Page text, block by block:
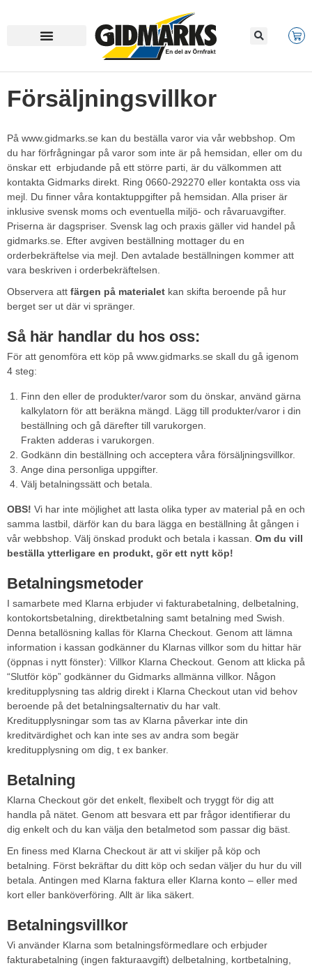
Försäljningsvillkor
På www.gidmarks.se kan du beställa varor via vår webbshop. Om
du har förfrågningar på varor som inte är på hemsidan, eller om du
önskar ett erbjudande på ett större parti, är du välkommen att
kontakta Gidmarks direkt. Ring 0660-292270 eller kontakta oss via
mejl. Du finner våra kontaktuppgifter på hemsidan. Alla priser är
inklusive svensk moms och eventuella miljö- och råvaruavgifter.
Priserna är dagspriser. Svensk lag och praxis gäller vid handel på
gidmarks.se. Efter avgiven beställning mottager du en
orderbekräftelse via mejl. Den avtalade beställningen kommer att
vara beskriven i orderbekräftelsen.
Observera att färgen på materialet kan skifta beroende på hur
berget ser ut där vi spränger.
Så här handlar du hos oss:
För att genomföra ett köp på www.gidmarks.se skall du gå igenom
4 steg:
Finn den eller de produkter/varor som du önskar, använd gärna
kalkylatorn för att beräkna mängd. Lägg till produkter/varor i din
beställning och gå därefter till varukorgen.
Frakten adderas i varukorgen.
Godkänn din beställning och acceptera våra försäljningsvillkor.
Ange dina personliga uppgifter.
Välj betalningssätt och betala.
OBS! Vi har inte möjlighet att lasta olika typer av material på en och
samma lastbil, därför kan du bara lägga en beställning åt gången i
vår webbshop. Välj önskad produkt och betala i kassan. Om du vill
beställa ytterligare en produkt, gör ett nytt köp!
Betalningsmetoder
I samarbete med Klarna erbjuder vi fakturabetalning, delbetalning,
kontokortsbetalning, direktbetalning samt betalning med Swish.
Denna betallösning kallas för Klarna Checkout. Genom att lämna
information i kassan godkänner du Klarnas villkor som du hittar här
(öppnas i nytt fönster): Villkor Klarna Checkout. Genom att klicka på
“Slutför köp” godkänner du Gidmarks allmänna villkor. Någon
kreditupplysning tas aldrig direkt i Klarna Checkout utan vid behov
beroende på det betalningsalternativ du har valt.
Kreditupplysningar som tas av Klarna påverkar inte din
kreditvärdighet och kan inte ses av andra som begär
kreditupplysning om dig, t ex banker.
Betalning
Klarna Checkout gör det enkelt, flexibelt och tryggt för dig att
handla på nätet. Genom att besvara ett par frågor identifierar du
dig enkelt och du kan välja den betalmetod som passar dig bäst.
En finess med Klarna Checkout är att vi skiljer på köp och
betalning. Först bekräftar du ditt köp och sedan väljer du hur du vill
betala. Antingen med Klarna faktura eller Klarna konto – eller med
kort eller banköverföring. Allt är lika säkert.
Betalningsvillkor
Vi använder Klarna som betalningsförmedlare och erbjuder
fakturabetalning (ingen fakturaavgift) delbetalning, kortbetalning,